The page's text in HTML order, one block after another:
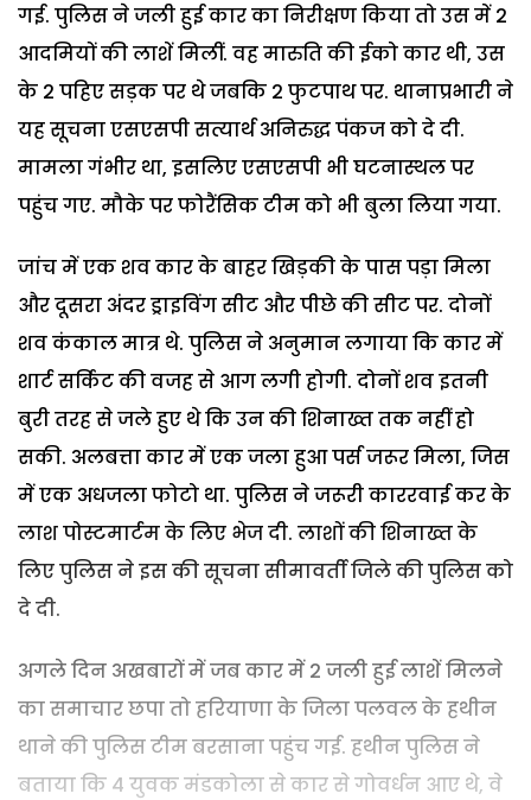
गई. पुलिस ने जली हुई कार का निरीक्षण किया तो उस में 2
आदमियों की लाशें मिलीं. वह मारुति की ईको कार थी, उस
के 2 पहिए सड़क पर थे जबकि 2 फुटपाथ पर. थानाप्रभारी ने
यह सूचना एसएसपी सत्यार्थ अनिरुद्ध पंकज को दे दी.
मामला गंभीर था, इसलिए एसएसपी भी घटनास्थल पर
पहुंच गए. मौके पर फोरैंसिक टीम को भी बुला लिया गया.
जांच में एक शव कार के बाहर खिड़की के पास पड़ा मिला
और दूसरा अंदर ड्राइविंग सीट और पीछे की सीट पर. दोनों
शव कंकाल मात्र थे. पुलिस ने अनुमान लगाया कि कार में
शार्ट सर्किट की वजह से आग लगी होगी. दोनों शव इतनी
बुरी तरह से जले हुए थे कि उन की शिनाख्त तक नहीं हो
सकी. अलबत्ता कार में एक जला हुआ पर्स जरूर मिला, जिस
में एक अधजला फोटो था. पुलिस ने जरूरी काररवाई कर के
लाश पोस्टमार्टम के लिए भेज दी. लाशों की शिनाख्त के
लिए पुलिस ने इस की सूचना सीमावर्ती जिले की पुलिस को
दे दी.
अगले दिन अखबारों में जब कार में 2 जली हुई लाशें मिलने
का समाचार छपा तो हरियाणा के जिला पलवल के हथीन
थाने की पुलिस टीम बरसाना पहुंच गई. हथीन पुलिस ने
बताया कि 4 युवक मंडकोला से कार से गोवर्धन आए थे, वे